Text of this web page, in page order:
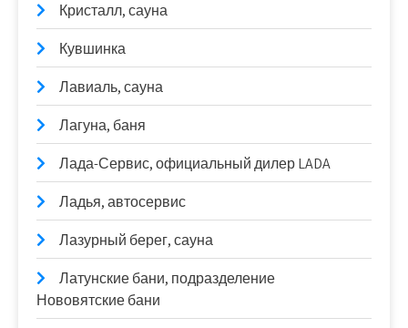
Кристалл, сауна
Кувшинка
Лавиаль, сауна
Лагуна, баня
Лада-Сервис, официальный дилер LADA
Ладья, автосервис
Лазурный берег, сауна
Латунские бани, подразделение
Нововятские бани